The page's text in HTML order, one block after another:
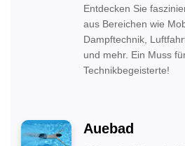
Entdecken Sie
aus Bereichen wie
Dampftechnik,
und mehr. Ein Muss
Technikbegeisterte!
Auebad